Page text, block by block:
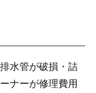
水管が破損・詰
ナーが修理費用